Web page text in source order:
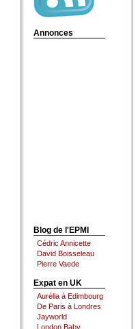
Annonces
Blog de l'EPMI
Cédric Annicette
David Boisseleau
Pierre Vaede
Expat en UK
Aurélia à Edimbourg
De Paris à Londres
Jayworld
London Baby